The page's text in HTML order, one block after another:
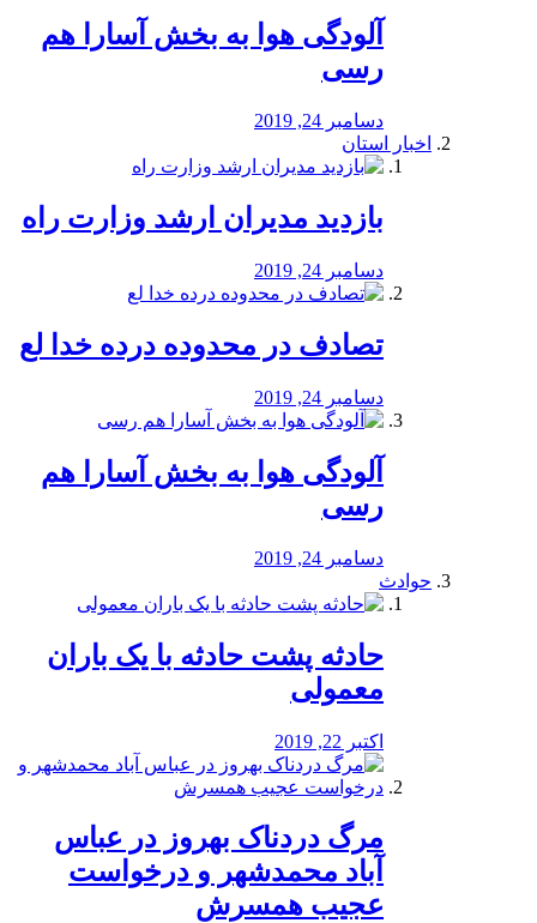
آلودگی هوا به بخش آسارا هم
رسی
دسامبر 24, 2019
اخبار استان
بازدید مدیران ارشد وزارت راه
دسامبر 24, 2019
تصادف در محدوده درده خدا لع
دسامبر 24, 2019
آلودگی هوا به بخش آسارا هم
رسی
دسامبر 24, 2019
حوادث
️حادثه پشت حادثه با یک باران
معمولی
اکتبر 22, 2019
مرگ دردناک بهروز در عباس
آباد محمدشهر و درخواست
عجیب همسرش